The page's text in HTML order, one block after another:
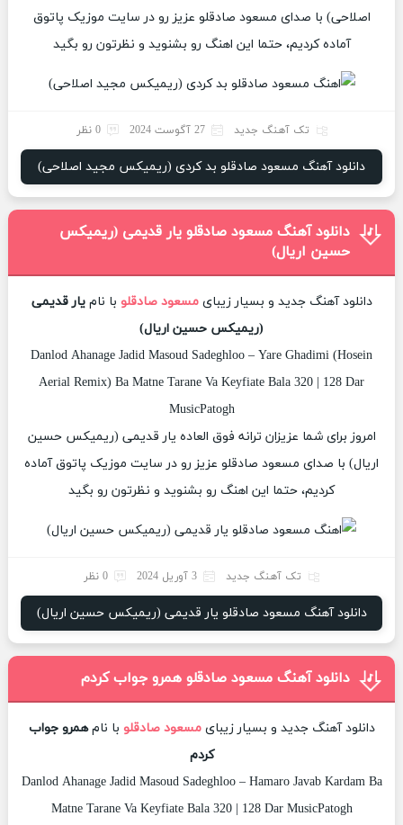
اصلاحی) با صدای مسعود صادقلو عزیز رو در سایت موزیک پاتوق
آماده کردیم، حتما این اهنگ رو بشنوید و نظرتون رو بگید
تک آهنگ جدید 27 آگوست 2024 0 نظر
دانلود آهنگ مسعود صادقلو بد کردی (ریمیکس مجید اصلاحی)
دانلود آهنگ مسعود صادقلو یار قدیمی (ریمیکس
حسین اریال)
دانلود آهنگ جدید و بسیار زیبایمسعود صادقلو با نامیار قدیمی
(ریمیکس حسین اریال)
Danlod Ahanage Jadid Masoud Sadeghloo – Yare Ghadimi (Hosein
Aerial Remix) Ba Matne Tarane Va Keyfiate Bala 320 | 128 Dar
MusicPatogh
امروز برای شما عزیزان ترانه فوق العاده یار قدیمی (ریمیکس حسین
اریال) با صدای مسعود صادقلو عزیز رو در سایت موزیک پاتوق آماده
کردیم، حتما این اهنگ رو بشنوید و نظرتون رو بگید
تک آهنگ جدید 3 آوریل 2024 0 نظر
دانلود آهنگ مسعود صادقلو یار قدیمی (ریمیکس حسین اریال)
دانلود آهنگ مسعود صادقلو همرو جواب کردم
دانلود آهنگ جدید و بسیار زیبایمسعود صادقلو با نامهمرو جواب
کردم
Danlod Ahanage Jadid Masoud Sadeghloo – Hamaro Javab Kardam Ba
Matne Tarane Va Keyfiate Bala 320 | 128 Dar MusicPatogh